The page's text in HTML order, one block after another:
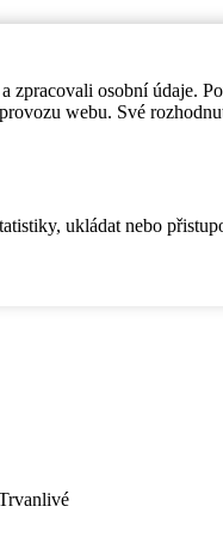
osobní údaje.
webu. Své
ukládat nebo